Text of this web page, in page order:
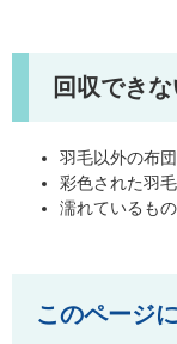
回収でき
羽毛以外の布
彩色された羽
濡れているもの
このページ